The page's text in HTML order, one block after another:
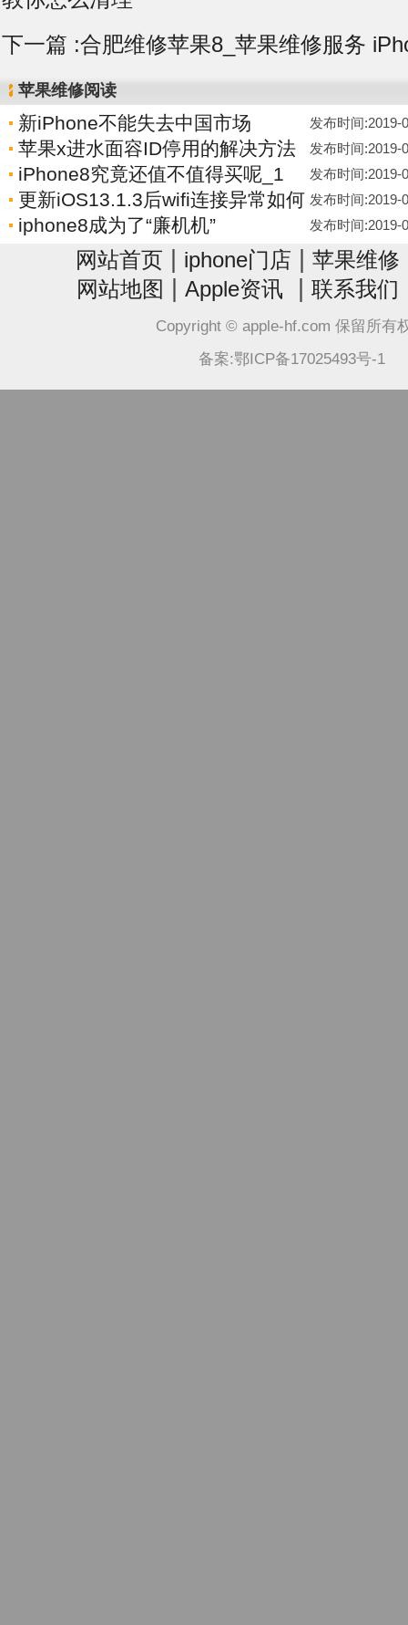
下一篇 :合肥维修苹果8_苹果维修服务
苹果维修阅读
新iPhone不能失去中国市场 发布时间:2019-
苹果x进水面容ID停用的解决方法 发布时间:2019-
iPhone8究竟还值不值得买呢_1 发布时间:2019-
更新iOS13.1.3后wifi连接异常如何 发布时间:2019-
iphone8成为了“廉机机” 发布时间:2019-
网站首页 iphone门店 苹果维修
网站地图 Apple资讯 联系我们
Copyright © apple-hf.com 保留所有
备案:鄂ICP备17025493号-1